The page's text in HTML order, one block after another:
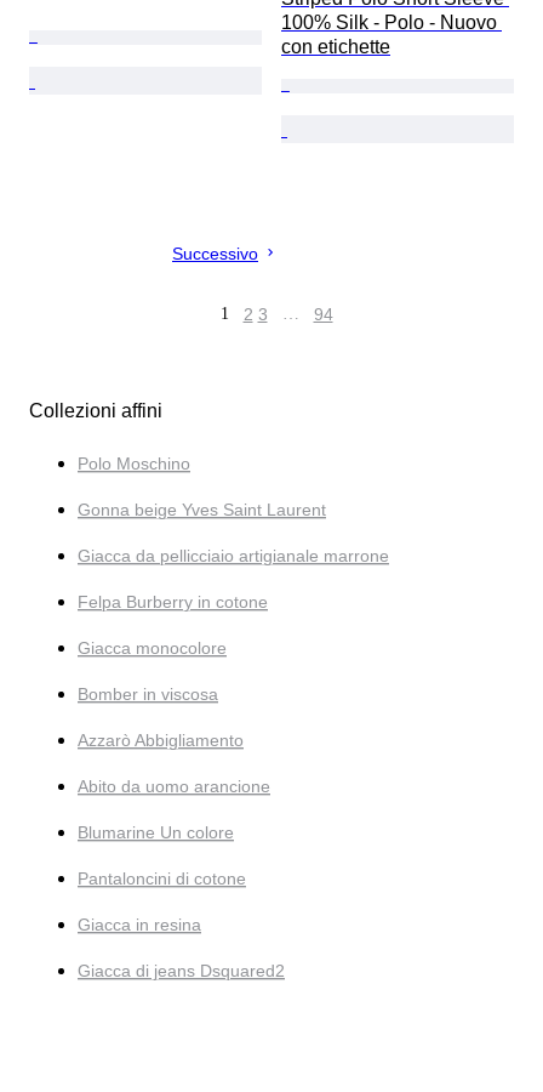
100% Silk - Polo - Nuovo
con etichette
Successivo
1 2 3 … 94
Collezioni affini
Polo Moschino
Gonna beige Yves Saint Laurent
Giacca da pellicciaio artigianale marrone
Felpa Burberry in cotone
Giacca monocolore
Bomber in viscosa
Azzarò Abbigliamento
Abito da uomo arancione
Blumarine Un colore
Pantaloncini di cotone
Giacca in resina
Giacca di jeans Dsquared2